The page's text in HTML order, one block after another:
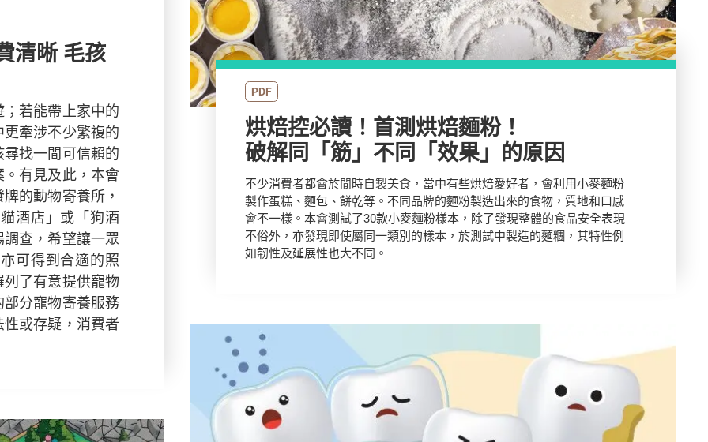
若能帶上家中的
牽涉不少繁複的
找一間可信賴的
有見及此，本會
的動物寄養所，
酒店」或「狗酒
查，希望讓一眾
可得到合適的照
了有意提供寵物
分寵物寄養服務
或存疑，消費者
PDF
烘焙控必讀！首測烘焙麵粉！
破解同「筋」不同「效果」的原因
不少消費者都會於閒時自製美食，當中有些烘焙愛好者，會利用小麥麵粉
製作蛋糕、麵包、餅乾等。不同品牌的麵粉製造出來的食物，質地和口感
會不一樣。本會測試了30款小麥麵粉樣本，除了發現整體的食品安全表現
不俗外，亦發現即使屬同一類別的樣本，於測試中製造的麵糰，其特性例
如韌性及延展性也大不同。